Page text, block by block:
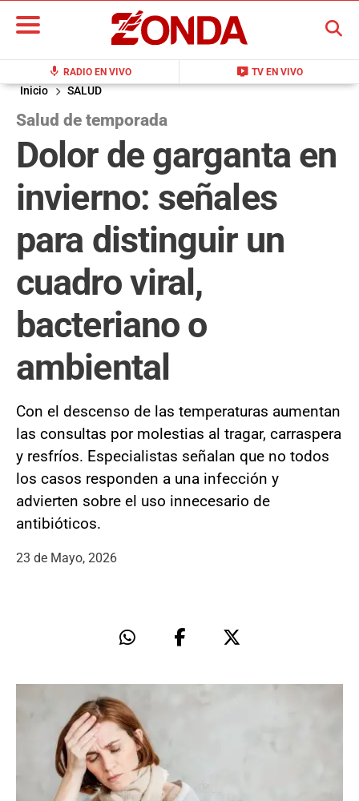
mic RADIO EN VIVO live_tv TV EN VIVO
BUSCAR
Inicio SALUD
Salud de temporada
Dolor de garganta en
invierno: señales
para distinguir un
cuadro viral,
bacteriano o
ambiental
Con el descenso de las temperaturas aumentan
las consultas por molestias al tragar, carraspera
y resfríos. Especialistas señalan que no todos
los casos responden a una infección y
advierten sobre el uso innecesario de
antibióticos.
23 de Mayo, 2026